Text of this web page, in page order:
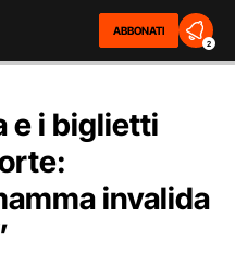
ABBONATI
2
e i biglietti
invalida